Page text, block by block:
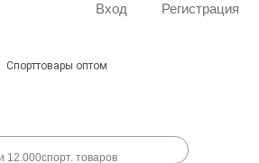
Вход Регистрация
Спорттовары оптом